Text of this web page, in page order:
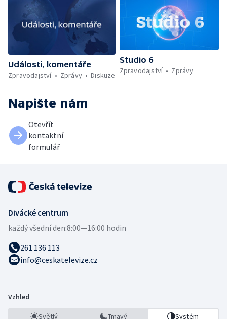
Události, komentáře
Zpravodajství
Zprávy Diskuze
Studio 6
Zpravodajství
Zprávy
Napište nám
Otevřít
kontaktní
formulář
Divácké centrum
každý všední den:8:00—16:00 hodin
261 136 113
info@ceskatelevize.cz
Vzhled
Světlý Tmavý Systém